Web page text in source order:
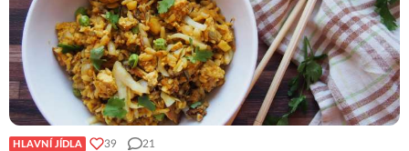
HLAVNÍ JÍDLA 39 21